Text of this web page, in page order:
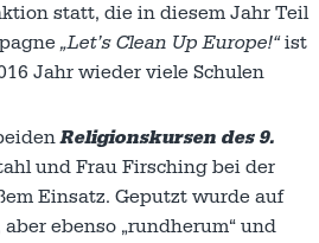
statt, die in diesem Jahr Teil
„Let’s Clean Up Europe!“ist
Jahr wieder viele Schulen
Religionskursen des 9.
und Frau Firsching bei der
Einsatz. Geputzt wurde auf
ebenso „rundherum“ und